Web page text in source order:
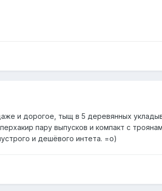
и дорогое, тыщ в 5 деревянных
пару выпусков и компакт с
и дешёвого интета. =о)